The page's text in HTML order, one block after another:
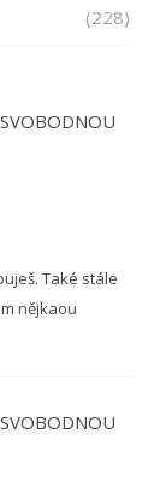
(228)
Také stále
nějkaou